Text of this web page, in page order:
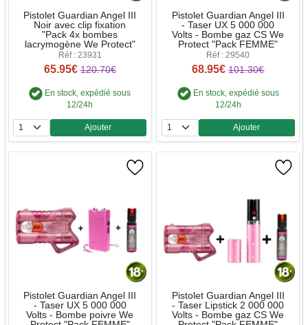
Pistolet Guardian Angel III
Noir avec clip fixation
"Pack 4x bombes
lacrymogène We Protect"
Réf : 23931
65.95€ 120.70€
En stock, expédié sous
12/24h
Quantité
Ajouter
Pistolet Guardian Angel III
- Taser UX 5 000 000
Volts - Bombe gaz CS We
Protect "Pack FEMME"
Réf : 29540
68.95€ 101.30€
En stock, expédié sous
12/24h
Quantité
Ajouter
Pistolet Guardian Angel III
- Taser UX 5 000 000
Volts - Bombe poivre We
Pistolet Guardian Angel III
- Taser Lipstick 2 000 000
Volts - Bombe gaz CS We